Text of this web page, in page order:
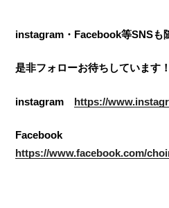
instagram・Facebook等SNSも
是非フォローお待ちしています！
instagram https://
Facebook
https://www.facebook.com/